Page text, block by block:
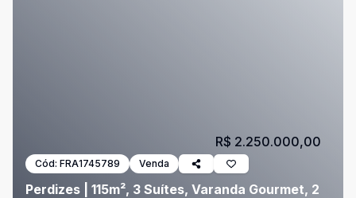
Cód: FRA1745789 Venda
Perdizes | 115m², 3 Suítes, Varanda Gourmet, 2
R$ 2.250.000,00